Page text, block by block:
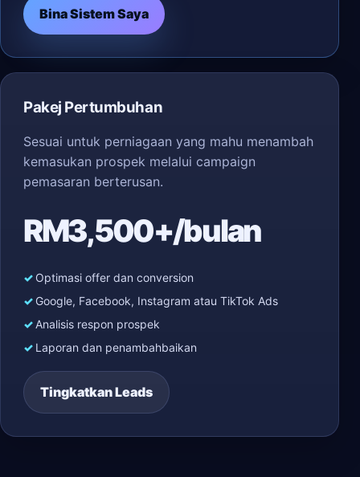
Bina Sistem Saya
Pakej Pertumbuhan
Sesuai untuk perniagaan yang mahu menambah
kemasukan prospek melalui campaign
pemasaran berterusan.
RM3,500+/bulan
Optimasi offer dan conversion
Google, Facebook, Instagram atau TikTok Ads
Analisis respon prospek
Laporan dan penambahbaikan
Tingkatkan Leads